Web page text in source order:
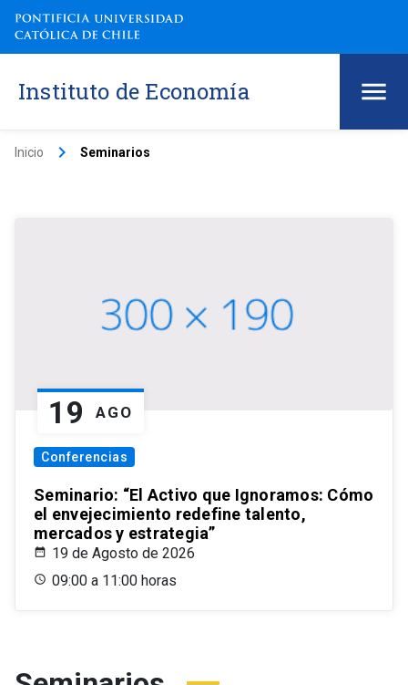
Instituto de Economía
Inicio keyboard_arrow_right Seminarios
19 AGO
Conferencias
Seminario: “El Activo que Ignoramos: Cómo
el envejecimiento redefine talento,
mercados y estrategia”
19 de Agosto de 2026
09:00 a 11:00 horas